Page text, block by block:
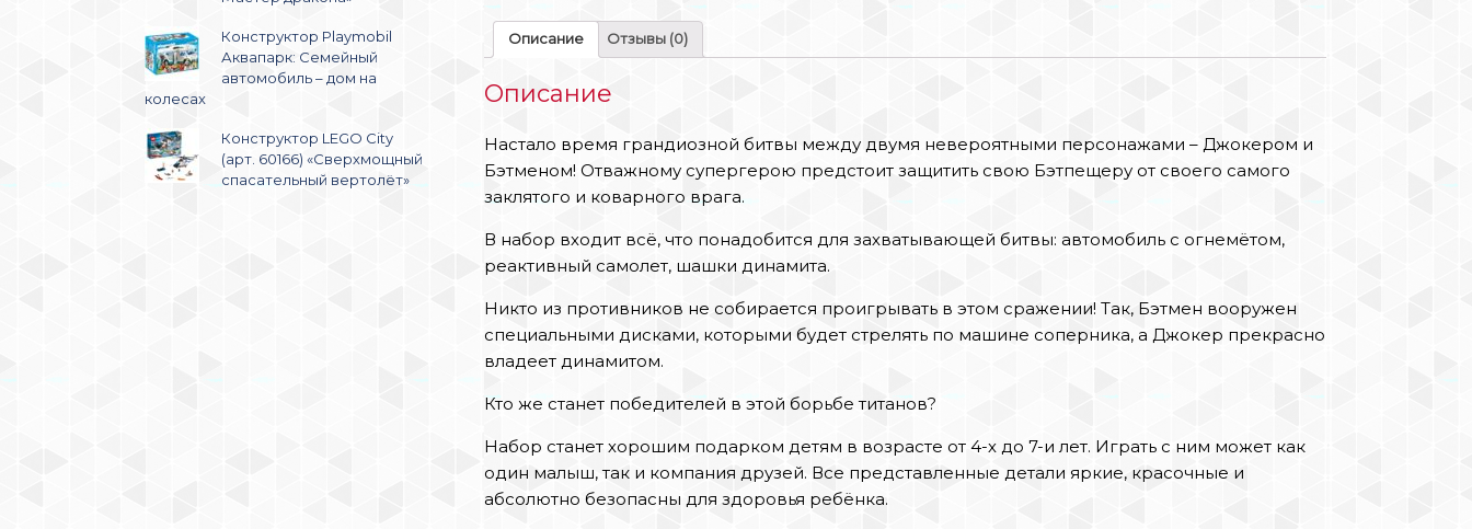
Описание Отзывы (0)
Описание
Настало время грандиозной битвы между двумя невероятными персонажами – Джокером и
Бэтменом! Отважному супергерою предстоит защитить свою Бэтпещеру от своего самого
заклятого и коварного врага.
В набор входит всё, что понадобится для захватывающей битвы: автомобиль с огнемётом,
реактивный самолет, шашки динамита.
Никто из противников не собирается проигрывать в этом сражении! Так, Бэтмен вооружен
специальными дисками, которыми будет стрелять по машине соперника, а Джокер прекрасно
владеет динамитом.
Кто же станет победителей в этой борьбе титанов?
Набор станет хорошим подарком детям в возрасте от 4-х до 7-и лет. Играть с ним может как
один малыш, так и компания друзей. Все представленные детали яркие, красочные и
абсолютно безопасны для здоровья ребёнка.
Конструктор Playmobil
Аквапарк: Семейный
автомобиль – дом на
колесах
Конструктор LEGO City
(арт. 60166) «Сверхмощный
спасательный вертолёт»